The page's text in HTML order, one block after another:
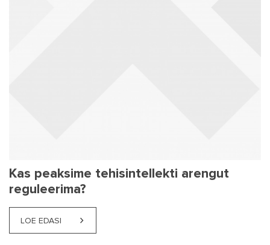
Kas peaksime tehisintellekti arengut
reguleerima?
LOE EDASI